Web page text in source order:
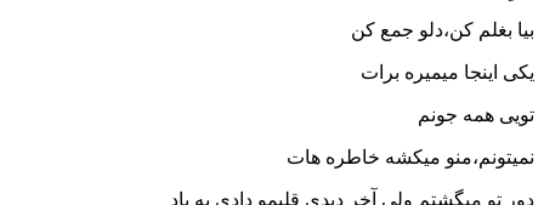
بیا بغلم کن،دلو جمع کن
یکی اینجا میمیره برات
تویی همه جونم
نمیتونم،منو میکشه خاطره هات
دورِ تو میگشتم ولی آخر دیدی قلبمو دادی به باد